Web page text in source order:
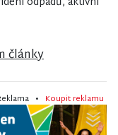
články
• Koupit reklamu